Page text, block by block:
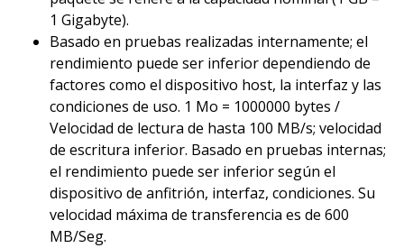
1 Gigabyte).
Basado en pruebas realizadas internamente; el
rendimiento puede ser inferior dependiendo de
factores como el dispositivo host, la interfaz y las
condiciones de uso. 1 Mo = 1000000 bytes /
Velocidad de lectura de hasta 100 MB/s; velocidad
de escritura inferior. Basado en pruebas internas;
el rendimiento puede ser inferior según el
dispositivo de anfitrión, interfaz, condiciones. Su
velocidad máxima de transferencia es de 600
MB/Seg.